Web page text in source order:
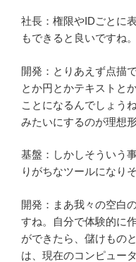
社長：権限やIDごとに
もできると良いですね。
開発：とりあえず点描
とか円とかテキストと
ことになるんでしょう
みたいにするのが理想
基盤：しかしそういう
りがちなツールになり
開発：まあ我々の空白
すね。自分で体験的に
ができたら、儲けもの
は、現在のコンピュー